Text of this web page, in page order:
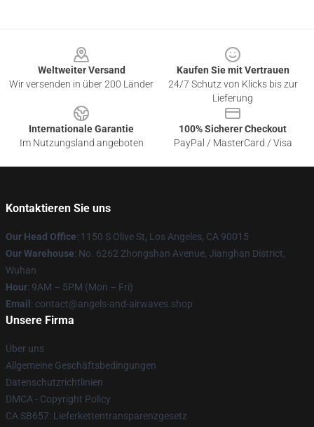
Weltweiter Versand
Wir versenden in über 200 Länder
Kaufen Sie mit Vertrauen
24/7 Schutz von Klicks bis zur
Lieferung
Internationale Garantie
Im Nutzungsland angeboten
100% Sicherer Checkout
PayPal / MasterCard / Visa
Kontaktieren Sie uns
Our Head Office: 1150 S Olive St, Los Angeles, CA 90015
Our Warehouse: No. 6262 Zhongshan Avenue, Jianghan District,
Wuhan
Hour: 9AM – 5PM (Mon – Fri)
Email : contact@angels-and-airwaves.shop
Unsere Firma
Über uns
Allgemeine Geschäftsbedingungen
Datenschutzrichtlinien
DMCA - Copyright Policy
CA SB657: Lieferkettentransparenzgesetz